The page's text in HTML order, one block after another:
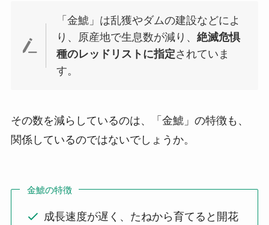
「金鯱」は乱獲やダムの建設などによ
り、原産地で生息数が減り、絶滅危惧
種のレッドリストに指定されていま
す。
その数を減らしているのは、「金鯱」の特徴も、
関係しているのではないでしょうか。
金鯱の特徴
成長速度が遅く、たねから育てると開花